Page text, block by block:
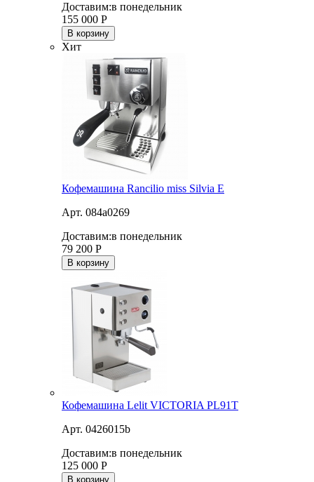
Доставим:в понедельник
155 000 Р
В корзину
Хит
Кофемашина Rancilio miss Silvia E
Арт. 084a0269
Доставим:в понедельник
79 200 Р
В корзину
Кофемашина Lelit VICTORIA PL91T
Арт. 0426015b
Доставим:в понедельник
125 000 Р
В корзину